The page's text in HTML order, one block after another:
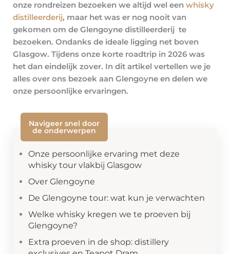
onze rondreizen bezoeken we altijd wel een whisky
distilleerderij, maar het was er nog nooit van
gekomen om de Glengoyne distilleerderij te
bezoeken. Ondanks de ideale ligging net boven
Glasgow. Tijdens onze korte roadtrip in 2026 was
het dan eindelijk zover. In dit artikel vertellen we je
alles over ons bezoek aan Glengoyne en delen we
onze persoonlijke ervaringen.
Navigeer snel door
de onderwerpen
Onze persoonlijke ervaring met deze
whisky tour vlakbij Glasgow
Over Glengoyne
De Glengoyne tour: wat kun je verwachten
Welke whisky kregen we te proeven bij
Glengoyne?
Extra proeven in de shop: distillery